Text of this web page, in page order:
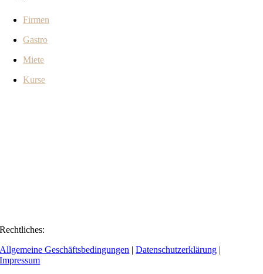
Firmen
Gastro
Miete
Kurse
Rechtliches:
Allgemeine Geschäftsbedingungen |Datenschutzerklärung |
Impressum